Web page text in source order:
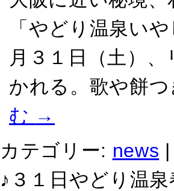
「やどり温泉い
月３１日（土）
かれる。歌や餅
む →
カテゴリー: news |
♪３１日やどり温